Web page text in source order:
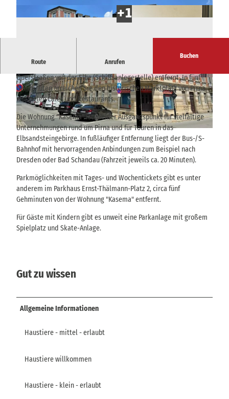
H
a
n
s
c
h
H
a
u
s
a
n
s
i
h
t
4
E
i
n
g
a
n
g
s
e
r
e
c
Route Anrufen
Buchen
Die schöne großzügige Stadtwohnung "Kasema" liegt nur zwei
Querstraßen von der Elbe (Schiffsanlegestelle) entfernt. In fünf
Gehminuten erreichen Sie den historischen Marktplatz von Pirna
mit vielen Cafés und Restaurants.
Die Wohnung "Kasema" ist idealer Ausgangspunkt für vielfältige
Unternehmungen rund um Pirna und für Touren in das
Elbsandsteingebirge. In fußläufiger Entfernung liegt der Bus-/S-
Bahnhof mit hervorragenden Anbindungen zum Beispiel nach
Dresden oder Bad Schandau (Fahrzeit jeweils ca. 20 Minuten).
Parkmöglichkeiten mit Tages- und Wochentickets gibt es unter
anderem im Parkhaus Ernst-Thälmann-Platz 2, circa fünf
Gehminuten von der Wohnung "Kasema" entfernt.
Für Gäste mit Kindern gibt es unweit eine Parkanlage mit großem
Spielplatz und Skate-Anlage.
Gut zu wissen
Allgemeine Informationen
Haustiere - mittel - erlaubt
Haustiere willkommen
Haustiere - klein - erlaubt